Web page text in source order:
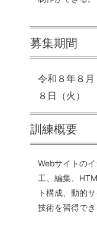
募集期間
令和８年８
８日（火）
訓練概要
Webサイトの
工、編集、
ト構成、動的
技術を習得でき